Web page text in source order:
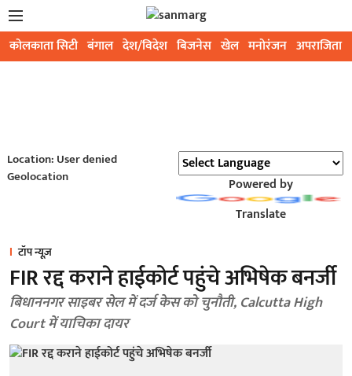
कोलकाता सिटी बंगाल देश/विदेश बिजनेस खेल मनोरंजन अपराजिता
Location: User denied
Geolocation
Powered by
Translate
टॉप न्यूज़
FIR रद्द कराने हाईकोर्ट पहुंचे अभिषेक बनर्जी
बिधाननगर साइबर सेल में दर्ज केस को चुनौती, Calcutta High
Court में याचिका दायर